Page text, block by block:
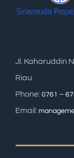
Jl. Kaharuddin
Riau
Phone: 0761 –
Email: